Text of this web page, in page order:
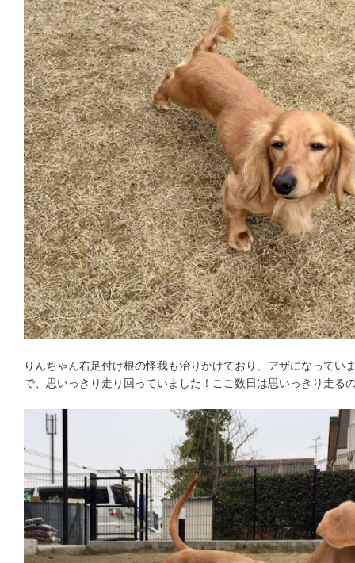
りんちゃん右足付け根の怪我も治りかけており、アザになってい
で、思いっきり走り回っていました！ここ数日は思いっきり走る